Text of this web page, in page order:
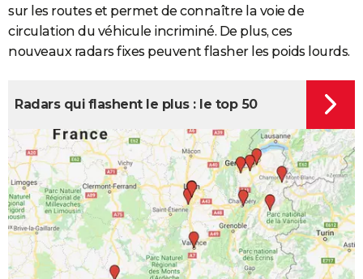
sur les routes et permet de connaître la voie de
circulation du véhicule incriminé. De plus, ces
nouveaux radars fixes peuvent flasher les poids lourds.
Radars qui flashent le plus : le top 50